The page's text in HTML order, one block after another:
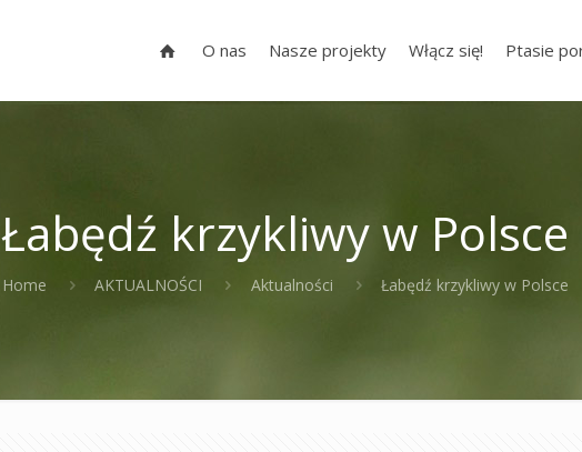
O nas Nasze projekty Włącz się! Ptasie
Łabędź krzykliwy w Polsce
Home AKTUALNOŚCI Aktualności Łabędź krzykliwy w Polsce